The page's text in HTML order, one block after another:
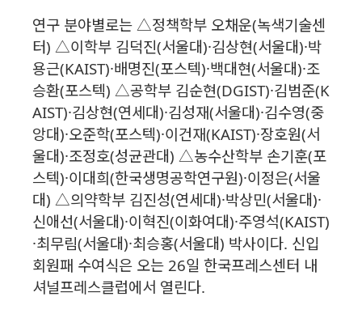
연구 분야별로는 △정책학부 오채운(녹색기술센
터) △이학부 김덕진(서울대)·김상현(서울대)·박
용근(KAIST)·배명진(포스텍)·백대현(서울대)·조
승환(포스텍) △공학부 김순현(DGIST)·김범준(K
AIST)·김상현(연세대)·김성재(서울대)·김수영(중
앙대)·오준학(포스텍)·이건재(KAIST)·장호원(서
울대)·조정호(성균관대) △농수산학부 손기훈(포
스텍)·이대희(한국생명공학연구원)·이정은(서울
대) △의약학부 김진성(연세대)·박상민(서울대)·
신애선(서울대)·이혁진(이화여대)·주영석(KAIST)
·최무림(서울대)·최승홍(서울대) 박사이다. 신입
회원패 수여식은 오는 26일 한국프레스센터 내
셔널프레스클럽에서 열린다.